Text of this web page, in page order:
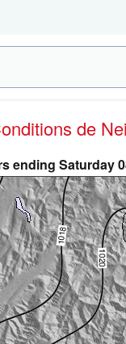
de
ending Saturday